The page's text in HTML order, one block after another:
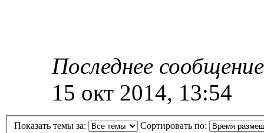
Последнее сообщение
15 окт 2014, 13:54
Показать темы за: Сортировать по: